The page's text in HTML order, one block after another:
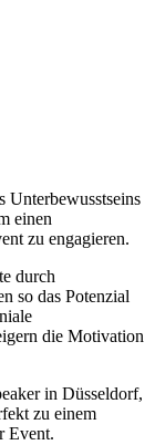
Unterbewusstseins
einen
zu engagieren.
durch
so das Potenzial
die Motivation
in Düsseldorf,
zu einem
Event.